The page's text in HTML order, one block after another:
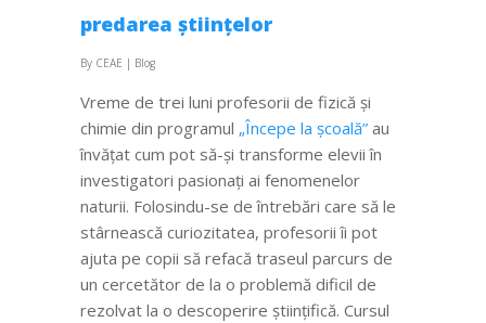
predarea științelor
By CEAE | Blog
Vreme de trei luni profesorii de fizică și
chimie din programul „Începe la școală” au
învățat cum pot să-și transforme elevii în
investigatori pasionați ai fenomenelor
naturii. Folosindu-se de întrebări care să le
stârnească curiozitatea, profesorii îi pot
ajuta pe copii să refacă traseul parcurs de
un cercetător de la o problemă dificil de
rezolvat la o descoperire științifică. Cursul